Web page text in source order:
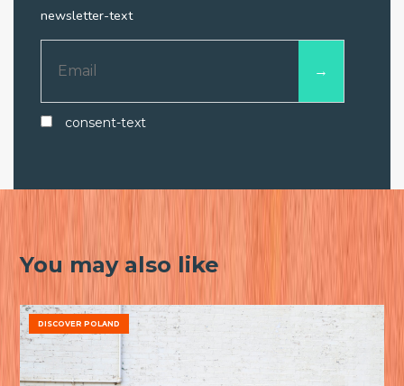
newsletter-text
consent-text
You may also like
DISCOVER POLAND